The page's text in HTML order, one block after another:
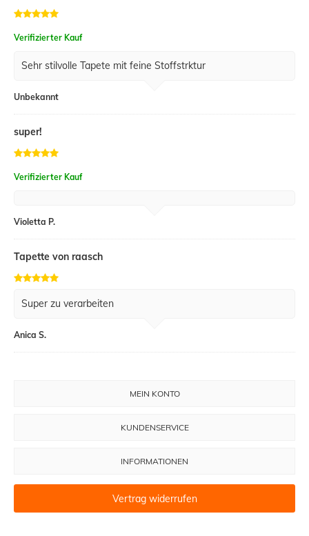
Verifizierter Kauf
Sehr stilvolle Tapete mit feine Stoffstrktur
Unbekannt
super!
Verifizierter Kauf
Violetta P.
Tapette von raasch
Super zu verarbeiten
Anica S.
MEIN KONTO
KUNDENSERVICE
INFORMATIONEN
Vertrag widerrufen